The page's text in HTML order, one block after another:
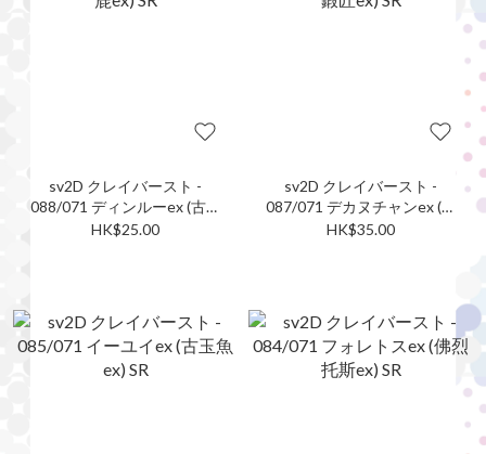
sv2D クレイバースト -
088/071 ディンルーex (古鼎
鹿ex) SR
HK$25.00
sv2D クレイバースト -
087/071 デカヌチャンex (巨
鍛匠ex) SR
HK$35.00